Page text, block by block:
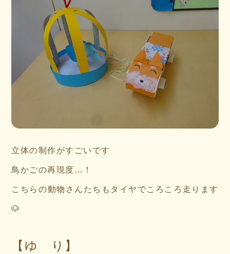
立体の制作がすごいです
鳥かごの再現度…！
こちらの動物さんたちもタイヤでころころ走ります
🐶
【ゆ り】